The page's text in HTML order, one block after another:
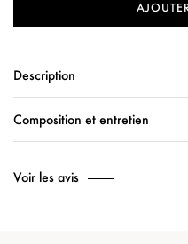
Description
Composition et entretien
Voir les avis